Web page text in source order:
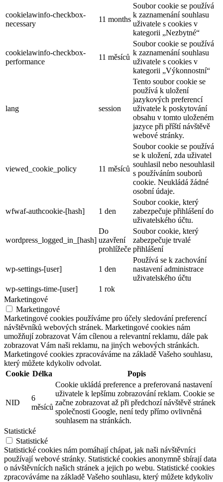
cookielawinfo-checkbox-
necessary
11 months
Soubor cookie se používá
k zaznamenání souhlasu
uživatele s cookies v
kategorii „Nezbytné“
cookielawinfo-checkbox-
performance
11 měsíců
Soubor cookie se používá
k zaznamenání souhlasu
uživatele s cookies v
kategorii „Výkonnostní“
lang session
Tento soubor cookie se
používá k uložení
jazykových preferencí
uživatele k poskytování
obsahu v tomto uloženém
jazyce při příští návštěvě
webové stránky.
viewed_cookie_policy 11 měsíců
Soubor cookie se používá
se k uložení, zda uživatel
souhlasil nebo nesouhlasil
s používáním souborů
cookie. Neukládá žádné
osobní údaje.
wfwaf-authcookie-[hash] 1 den
Soubor cookie, který
zabezpečuje přihlášení do
uživatelského účtu.
wordpress_logged_in_[hash]
Do
uzavření
prohlížeče
Soubor cookie, který
zabezpečuje trvalé
přihlášení
wp-settings-[user] 1 den
Používá se k zachování
nastavení administrace
uživatelského účtu
wp-settings-time-[user]
1 rok
Marketingové
Marketingové
Marketingové cookies používáme pro účely sledování preferencí
návštěvníků webových stránek. Marketingové cookies nám
umožňují zobrazovat Vám cílenou a relevantní reklamu, dále pak
zobrazovat Vám naši reklamu, na jiných webových stránkách.
Marketingové cookies zpracováváme na základě Vašeho souhlasu,
který můžete kdykoliv odvolat.
Cookie Délka Popis
NID
6
měsíců
Cookie ukládá preference a preferovaná nastavení
uživatele k lepšímu zobrazování reklam. Cookie se
začne zobrazovat až při předchozí návštěvě stránek
společnosti Google, není tedy přímo ovlivněná
souhlasem na stránkách.
Statistické
Statistické
Statistické cookies nám pomáhají chápat, jak naši návštěvníci
používají webové stránky. Statistické cookies anonymně sbírají data
o návštěvnících našich stránek a jejich po webu. Statistické cookies
zpracováváme na základě Vašeho souhlasu, který můžete kdykoliv